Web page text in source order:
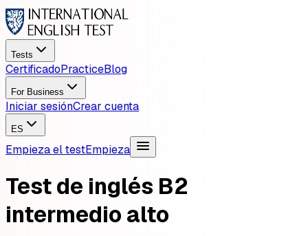
Tests
CertificadoPracticeBlog
For Business
Iniciar sesiónCrear cuenta
ES
Empieza el testEmpieza
Test de inglés B2
intermedio alto